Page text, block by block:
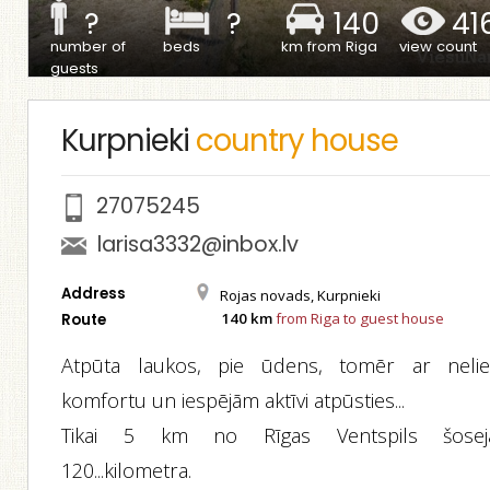
?
number of
guests
?
beds
140
km from Riga view count
Kurpnieki country house
27075245
larisa3332@inbox.lv
Address Rojas novads, Kurpnieki
Route 140 kmfrom Riga to guest house
Atpūta laukos, pie ūdens, tomēr ar
komfortu un iespējām aktīvi atpūsties...
Tikai 5 km no Rīgas Ventspils
120...kilometra.